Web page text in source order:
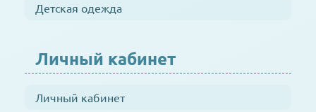
Детская одежда
Личный кабинет
Личный кабинет